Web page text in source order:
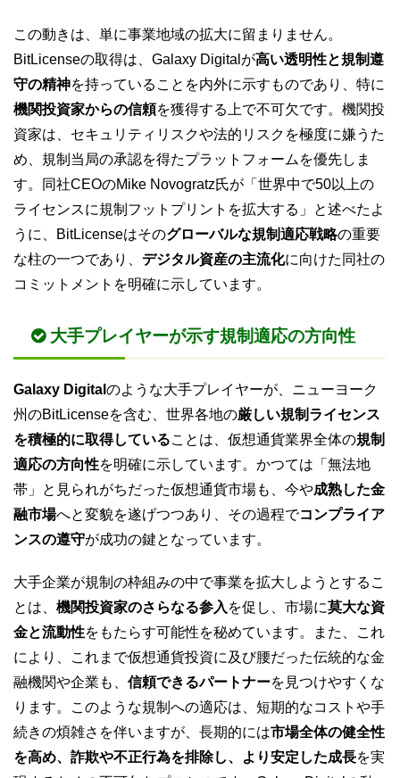
この動きは、単に事業地域の拡大に留まりません。
BitLicenseの取得は、Galaxy Digitalが高い透明性と規制遵
守の精神を持っていることを内外に示すものであり、特に
機関投資家からの信頼を獲得する上で不可欠です。機関投
資家は、セキュリティリスクや法的リスクを極度に嫌うた
め、規制当局の承認を得たプラットフォームを優先しま
す。同社CEOのMike Novogratz氏が「世界中で50以上の
ライセンスに規制フットプリントを拡大する」と述べたよ
うに、BitLicenseはそのグローバルな規制適応戦略の重要
な柱の一つであり、 デジタル資産の主流化に向けた同社の
コミットメントを明確に示しています。
大手プレイヤーが示す規制適応の方向性
Galaxy Digital のような大手プレイヤーが、ニューヨーク
州のBitLicenseを含む、世界各地の厳しい規制ライセンス
を積極的に取得していることは、仮想通貨業界全体の規制
適応の方向性を明確に示しています。かつては「無法地
帯」と見られがちだった仮想通貨市場も、今や成熟した金
融市場へと変貌を遂げつつあり、その過程でコンプライア
ンスの遵守が成功の鍵となっています。
大手企業が規制の枠組みの中で事業を拡大しようとするこ
とは、 機関投資家のさらなる参入 を促し、市場に莫大な資
金と流動性をもたらす可能性を秘めています。また、これ
により、これまで仮想通貨投資に及び腰だった伝統的な金
融機関や企業も、 信頼できるパートナーを見つけやすくな
ります。このような規制への適応は、短期的なコストや手
続きの煩雑さを伴いますが、長期的には市場全体の健全性
を高め、詐欺や不正行為を排除し、より安定した成長を実